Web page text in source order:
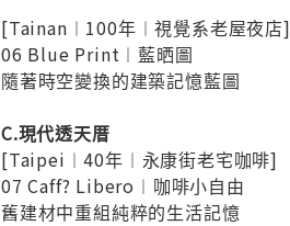
[Tainan︱100年︱視覺系老屋夜店]
06 Blue Print︱藍晒圖
隨著時空變換的建築記憶藍圖
C.現代透天厝
[Taipei︱40年︱永康街老宅咖啡]
07 Caff? Libero︱咖啡小自由
舊建材中重組純粹的生活記憶